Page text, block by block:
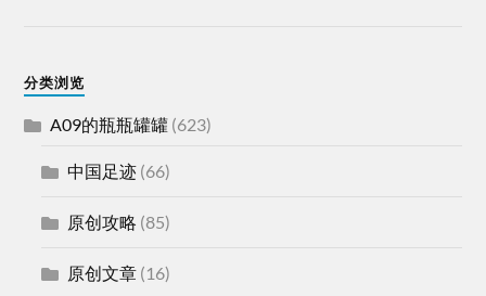
分类浏览
A09的瓶瓶罐罐 (623)
中国足迹 (66)
原创攻略 (85)
原创文章 (16)